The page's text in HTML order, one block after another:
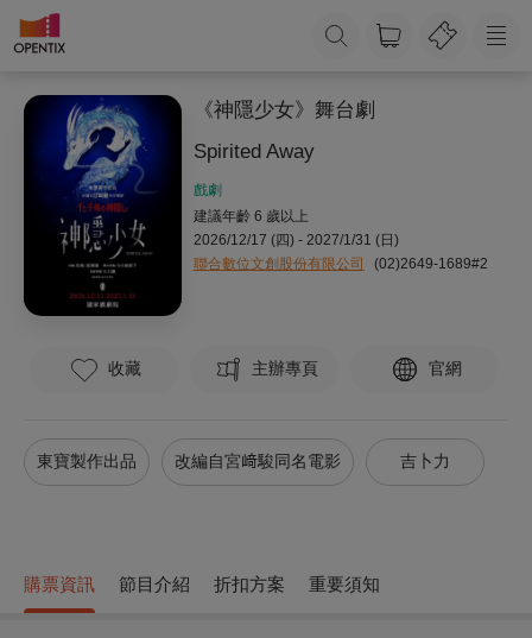
《神隱少女》舞台劇
Spirited Away
戲劇
建議年齡 6 歲以上
2026/12/17 (四) - 2027/1/31 (日)
聯合數位文創股份有限公司
(02)2649-1689#2
收藏 主辦專頁 官網
東寶製作出品 改編自宮﨑駿同名電影 吉卜力
購票資訊 節目介紹 折扣方案 重要須知